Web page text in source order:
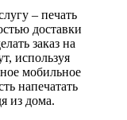
– печать
доставки
заказ на
используя
мобильное
напечатать
из дома.